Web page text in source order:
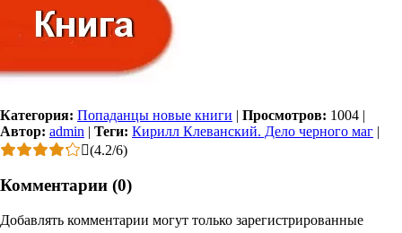
Категория: Попаданцы новые книги | Просмотров: 1004 |
Автор: admin | Теги: Кирилл Клеванский. Дело черного маг |
(4.2/6)
Комментарии (0)
Добавлять комментарии могут только зарегистрированные